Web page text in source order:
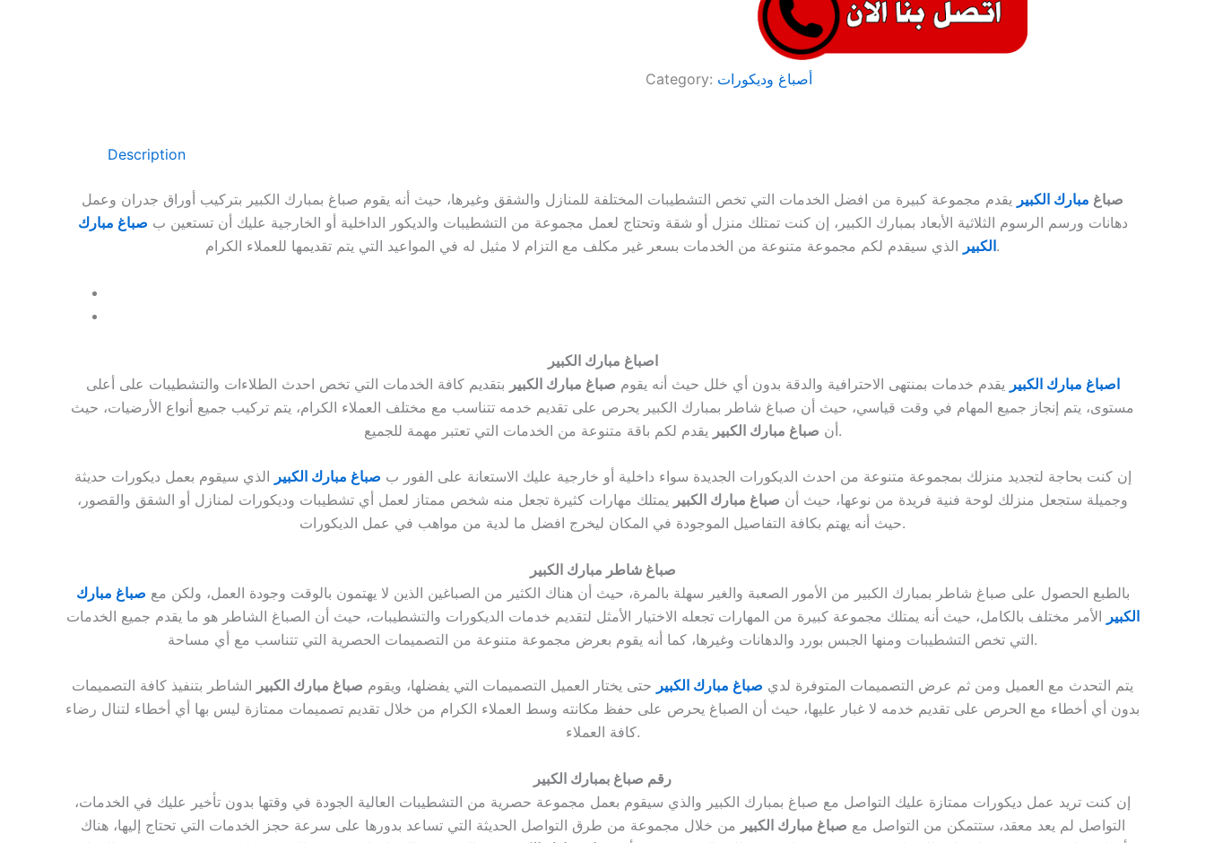
Category: أصباغ وديكورات
Description
صباغ مبارك الكبير يقدم مجموعة كبيرة من افضل الخدمات التي تخص التشطيبات المختلفة للمنازل والشقق وغيرها، حيث أنه يقوم صباغ بمبارك الكبير بتركيب أوراق جدران وعمل
دهانات ورسم الرسوم الثلاثية الأبعاد بمبارك الكبير، إن كنت تمتلك منزل أو شقة وتحتاج لعمل مجموعة من التشطيبات والديكور الداخلية أو الخارجية عليك أن تستعين ب صباغ مبارك
الكبيرالذي سيقدم لكم مجموعة متنوعة من الخدمات بسعر غير مكلف مع التزام لا مثيل له في المواعيد التي يتم تقديمها للعملاء الكرام.
اصباغ مبارك الكبير
اصباغ مبارك الكبير يقدم خدمات بمنتهى الاحترافية والدقة بدون أي خلل حيث أنه يقوم صباغ مبارك الكبير بتقديم كافة الخدمات التي تخص احدث الطلاءات والتشطيبات على أعلى
مستوى، يتم إنجاز جميع المهام في وقت قياسي، حيث أن صباغ شاطر بمبارك الكبير يحرص على تقديم خدمه تتناسب مع مختلف العملاء الكرام، يتم تركيب جميع أنواع الأرضيات، حيث
أن صباغ مبارك الكبير يقدم لكم باقة متنوعة من الخدمات التي تعتبر مهمة للجميع.
إن كنت بحاجة لتجديد منزلك بمجموعة متنوعة من احدث الديكورات الجديدة سواء داخلية أو خارجية عليك الاستعانة على الفور ب صباغ مبارك الكبير الذي سيقوم بعمل ديكورات حديثة
وجميلة ستجعل منزلك لوحة فنية فريدة من نوعها، حيث أن صباغ مبارك الكبير يمتلك مهارات كثيرة تجعل منه شخص ممتاز لعمل أي تشطيبات وديكورات لمنازل أو الشقق والقصور،
حيث أنه يهتم بكافة التفاصيل الموجودة في المكان ليخرج افضل ما لدية من مواهب في عمل الديكورات.
صباغ شاطر مبارك الكبير
بالطبع الحصول على صباغ شاطر بمبارك الكبير من الأمور الصعبة والغير سهلة بالمرة، حيث أن هناك الكثير من الصباغين الذين لا يهتمون بالوقت وجودة العمل، ولكن مع صباغ مبارك
الكبير الأمر مختلف بالكامل، حيث أنه يمتلك مجموعة كبيرة من المهارات تجعله الاختيار الأمثل لتقديم خدمات الديكورات والتشطيبات، حيث أن الصباغ الشاطر هو ما يقدم جميع الخدمات
التي تخص التشطيبات ومنها الجبس بورد والدهانات وغيرها، كما أنه يقوم بعرض مجموعة متنوعة من التصميمات الحصرية التي تتناسب مع أي مساحة.
يتم التحدث مع العميل ومن ثم عرض التصميمات المتوفرة لدي صباغ مبارك الكبير حتى يختار العميل التصميمات التي يفضلها، ويقوم صباغ مبارك الكبير الشاطر بتنفيذ كافة التصميمات
بدون أي أخطاء مع الحرص على تقديم خدمه لا غبار عليها، حيث أن الصباغ يحرص على حفظ مكانته وسط العملاء الكرام من خلال تقديم تصميمات ممتازة ليس بها أي أخطاء لتنال رضاء
كافة العملاء.
رقم صباغ بمبارك الكبير
إن كنت تريد عمل ديكورات ممتازة عليك التواصل مع صباغ بمبارك الكبير والذي سيقوم بعمل مجموعة حصرية من التشطيبات العالية الجودة في وقتها بدون تأخير عليك في الخدمات،
التواصل لم يعد معقد، ستتمكن من التواصل مع صباغ مبارك الكبير من خلال مجموعة من طرق التواصل الحديثة التي تساعد بدورها على سرعة حجز الخدمات التي تحتاج إليها، هناك